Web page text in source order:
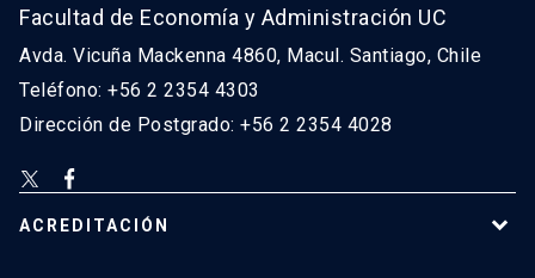
Facultad de Economía y Administración UC
Avda. Vicuña Mackenna 4860, Macul. Santiago, Chile
Teléfono: +56 2 2354 4303
Dirección de Postgrado: +56 2 2354 4028
ACREDITACIÓN